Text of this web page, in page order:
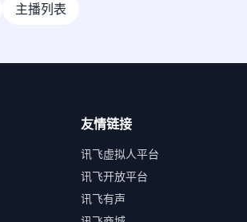
主播列表
友情链接
讯飞虚拟人平台
讯飞开放平台
讯飞有声